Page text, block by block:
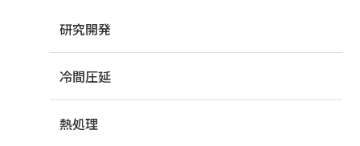
研究開発
冷間圧延
熱処理